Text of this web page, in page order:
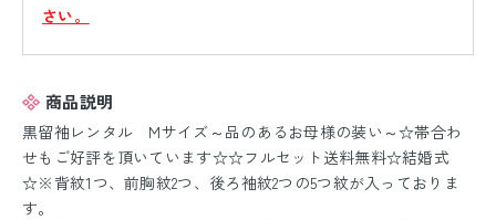
さい。
商品説明
黒留袖レンタル Mサイズ～品のあるお母様の装い～☆帯合わ
せもご好評を頂いています☆☆フルセット送料無料☆結婚式
☆※背紋1つ、前胸紋2つ、後ろ袖紋2つの5つ紋が入っておりま
す。